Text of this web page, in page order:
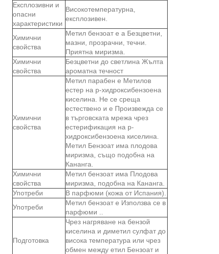
Експлозивни и
опасни
характеристики
Високотемпературна,
експлозивен.
Химични
свойства
Метил бензоат е a Безцветни,
мазни, прозрачни, течни.
Приятна миризма.
Химични
свойства
Безцветни до светлина Жълта
ароматна течност
Химични
свойства
Метил парабен е Метилов
естер на р-хидроксибензоена
киселина. Не се среща
естествено и е Произвежда се
в търговската мрежа чрез
естерификация на р-
хидроксибензоена киселина.
Метил Бензоат има плодова
миризма, също подобна на
Кананга.
Химични
свойства
Метил бензоат има Плодова
миризма, подобна на Кананга.
Употреби
В парфюми (кожа от Испания).
Употреби
Метил бензоат е Използва се в
парфюми ..
Подготовка
Чрез нагряване на бензой
киселина и диметил сулфат до
висока температура или чрез
обмен между етил Бензоат и